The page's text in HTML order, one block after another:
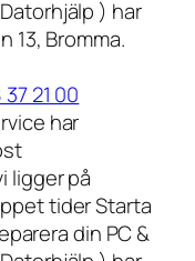
) har
13, Bromma.
21 00
har
ligger på
tider Starta
din PC &